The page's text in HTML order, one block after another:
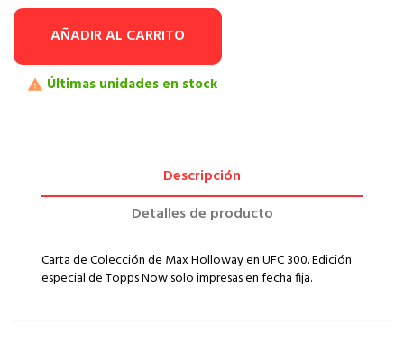
AÑADIR AL CARRITO
 Últimas unidades en stock
Descripción
Detalles de producto
Carta de Colección de Max Holloway en UFC 300. Edición
especial de Topps Now solo impresas en fecha fija.